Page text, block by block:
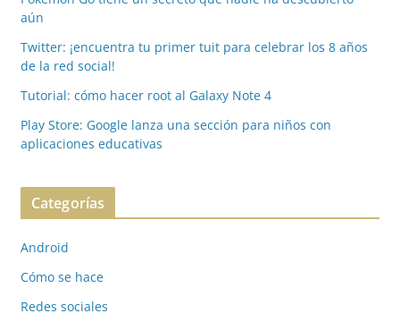
aún
Twitter: ¡encuentra tu primer tuit para celebrar los 8 años
de la red social!
Tutorial: cómo hacer root al Galaxy Note 4
Play Store: Google lanza una sección para niños con
aplicaciones educativas
Categorías
Android
Cómo se hace
Redes sociales